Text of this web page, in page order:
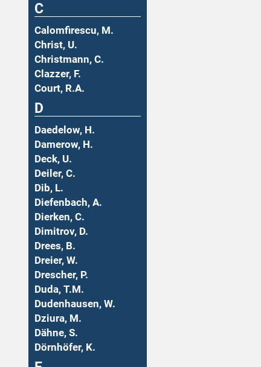
C
Calomfirescu, M.
Christ, U.
Christmann, C.
Clazzer, F.
Court, R.A.
D
Daedelow, H.
Damerow, H.
Deck, U.
Deiler, C.
Dib, L.
Diefenbach, A.
Dierken, C.
Dimitrov, D.
Drees, B.
Dreier, W.
Drescher, P.
Duda, T.M.
Dudenhausen, W.
Dziura, M.
Dähne, S.
Dörnhöfer, K.